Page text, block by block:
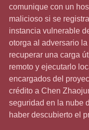
comunique con un
malicioso si se
instancia vulnerable
otorga al adversario
recuperar una carga
remoto y ejecutarlo
encargados del
crédito a Chen
seguridad en la nube
haber descubierto el